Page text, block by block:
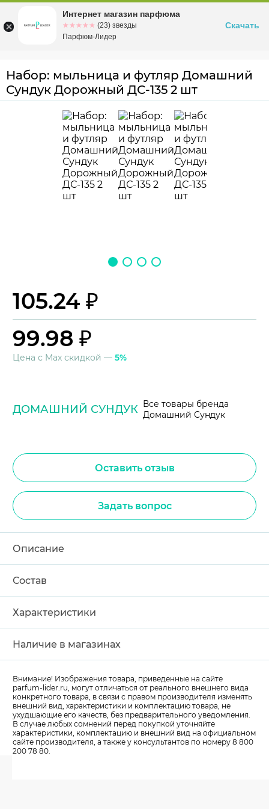
Омскул. Заозерная, 11, к. 1
Набор: мыльница и футляр Домашний
Сундук Дорожный ДС-135 2 шт
105.24 ₽
99.98 ₽
Цена с Max скидкой — 5%
ДОМАШНИЙ СУНДУК Все товары бренда
Домашний Сундук
Оставить отзыв
Задать вопрос
Описание
Состав
Характеристики
Наличие в магазинах
Внимание! Изображения товара, приведенные на сайте
parfum-lider.ru, могут отличаться от реального внешнего вида
конкретного товара, в связи с правом производителя изменять
внешний вид, характеристики и комплектацию товара, не
ухудшающие его качеств, без предварительного уведомления.
В случае любых сомнений перед покупкой уточняйте
характеристики, комплектацию и внешний вид на официальном
сайте производителя, а также у консультантов по номеру 8 800
200 78 80.
Интернет магазин парфюма
☆☆☆☆☆
★★★★★ (23) звезды
Парфюм-Лидер
Скачать